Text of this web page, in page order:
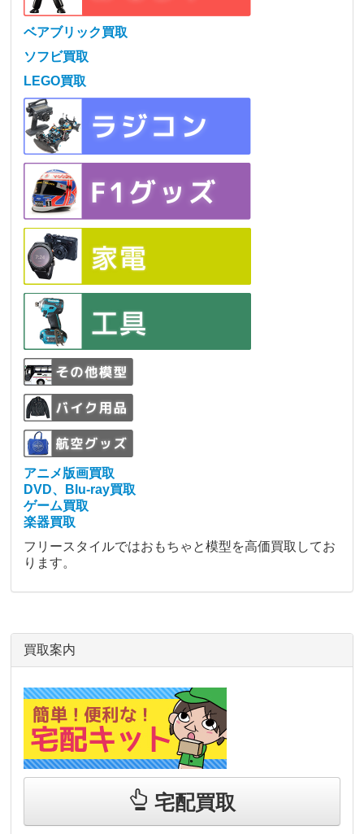
ベアブリック買取
ソフビ買取
LEGO買取
アニメ版画買取
DVD、Blu-ray買取
ゲーム買取
楽器買取
フリースタイルではおもちゃと模型を高価買取してお
ります。
買取案内
宅配買取